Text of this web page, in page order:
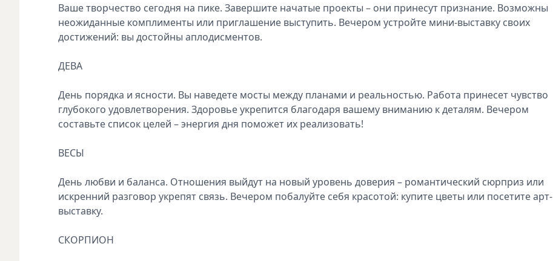
Ваше творчество сегодня на пике. Завершите начатые проекты – они принесут признание. Возможны
неожиданные комплименты или приглашение выступить. Вечером устройте мини-выставку своих
достижений: вы достойны аплодисментов.
ДЕВА
День порядка и ясности. Вы наведете мосты между планами и реальностью. Работа принесет чувство
глубокого удовлетворения. Здоровье укрепится благодаря вашему вниманию к деталям. Вечером
составьте список целей – энергия дня поможет их реализовать!
ВЕСЫ
День любви и баланса. Отношения выйдут на новый уровень доверия – романтический сюрприз или
искренний разговор укрепят связь. Вечером побалуйте себя красотой: купите цветы или посетите арт-
выставку.
СКОРПИОН